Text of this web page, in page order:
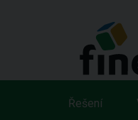
Řešení